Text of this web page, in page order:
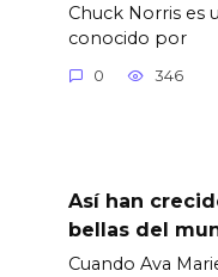
Chuck Norris es
conocido por
0 346
Así han
bellas del
Cuando Ava